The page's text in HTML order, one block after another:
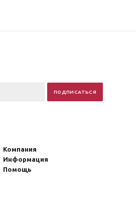
Компания
Информация
Помощь